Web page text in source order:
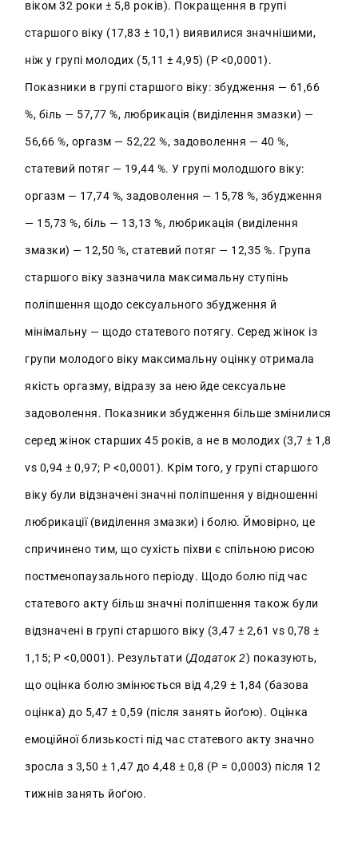
віком 32 роки ± 5,8 років). Покращення в групі
старшого віку (17,83 ± 10,1) виявилися значнішими,
ніж у групі молодих (5,11 ± 4,95) (P <0,0001).
Показники в групі старшого віку: збудження — 61,66
%, біль — 57,77 %, любрикація (виділення змазки) —
56,66 %, оргазм — 52,22 %, задоволення — 40 %,
статевий потяг — 19,44 %. У групі молодшого віку:
оргазм — 17,74 %, задоволення — 15,78 %, збудження
— 15,73 %, біль — 13,13 %, любрикація (виділення
змазки) — 12,50 %, статевий потяг — 12,35 %. Група
старшого віку зазначила максимальну ступінь
поліпшення щодо сексуального збудження й
мінімальну — щодо статевого потягу. Серед жінок із
групи молодого віку максимальну оцінку отримала
якість оргазму, відразу за нею йде сексуальне
задоволення. Показники збудження більше змінилися
серед жінок старших 45 років, а не в молодих (3,7 ± 1,8
vs 0,94 ± 0,97; P <0,0001). Крім того, у групі старшого
віку були відзначені значні поліпшення у відношенні
любрикації (виділення змазки) і болю. Ймовірно, це
спричинено тим, що сухість піхви є спільною рисою
постменопаузального періоду. Щодо болю під час
статевого акту більш значні поліпшення також були
відзначені в групі старшого віку (3,47 ± 2,61 vs 0,78 ±
1,15; P <0,0001). Результати (Додаток 2) показують,
що оцінка болю змінюється від 4,29 ± 1,84 (базова
оцінка) до 5,47 ± 0,59 (після занять йоґою). Оцінка
емоційної близькості під час статевого акту значно
зросла з 3,50 ± 1,47 до 4,48 ± 0,8 (P = 0,0003) після 12
тижнів занять йоґою.